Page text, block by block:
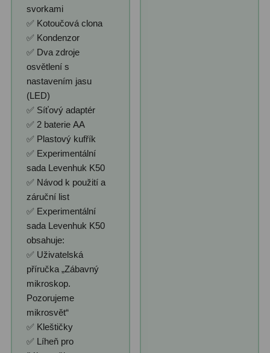
svorkami
✅ Kotoučová clona
✅ Kondenzor
✅ Dva zdroje
osvětlení s
nastavením jasu
(LED)
✅ Síťový adaptér
✅ 2 baterie AA
✅ Plastový kufřík
✅ Experimentální
sada Levenhuk K50
✅ Návod k použití a
záruční list
✅ Experimentální
sada Levenhuk K50
obsahuje:
✅ Uživatelská
příručka „Zábavný
mikroskop.
Pozorujeme
mikrosvět“
✅ Kleštičky
✅ Líheň pro